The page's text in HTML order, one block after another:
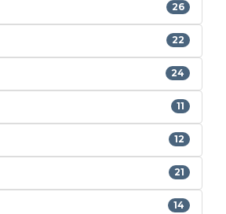
26
22
24
11
12
21
14